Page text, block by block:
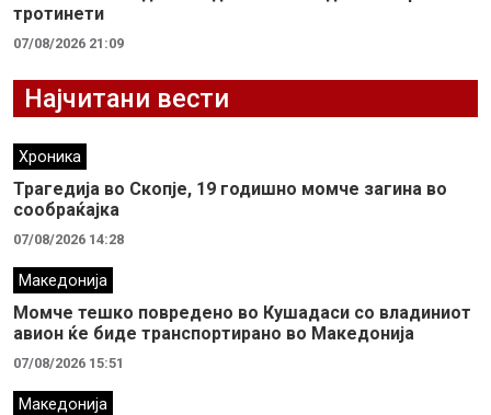
тротинети
07/08/2026 21:09
Најчитани вести
Хроника
Трагедија во Скопје, 19 годишно момче загина во
сообраќајка
07/08/2026 14:28
Македонија
Момче тешко повредено во Кушадаси со владиниот
авион ќе биде транспортирано во Македонија
07/08/2026 15:51
Македонија